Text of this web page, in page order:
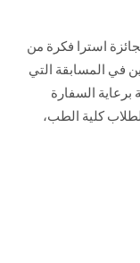
استرا فكرة من
في المسابقة التي
برعاية السفارة
كلية الطب،